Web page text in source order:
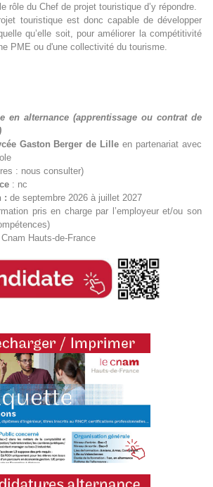
rôle du Chef de projet touristique d’y répondre.
touristique est donc capable de développer
qu’elle soit, pour améliorer la compétitivité
PME ou d'une collectivité du tourisme.
en alternance (apprentissage ou contrat de
Gaston Berger de Lilleen partenariat avec
: nous consulter)
: nc
: de septembre 2026 à juillet 2027
pris en charge par l’employeur et/ou son
Cnam Hauts-de-France